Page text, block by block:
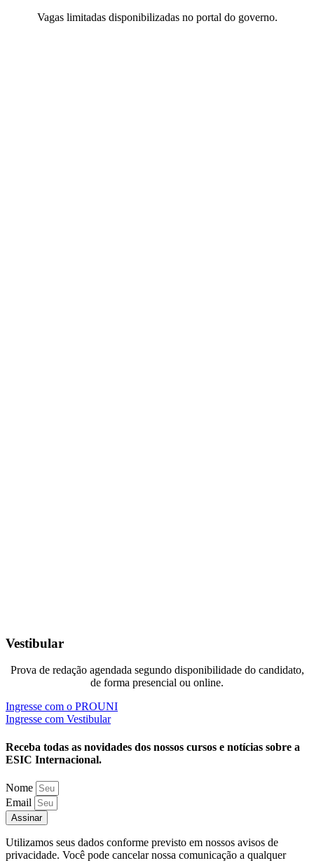
Vagas limitadas disponibilizadas no portal do governo.
Vestibular
Prova de redação agendada segundo disponibilidade do candidato,
de forma presencial ou online.
Ingresse com o PROUNI
Ingresse com Vestibular
Receba todas as novidades dos nossos cursos e notícias sobre a
ESIC Internacional.
Nome
Email
Assinar
Utilizamos seus dados conforme previsto em nossos avisos de
privacidade. Você pode cancelar nossa comunicação a qualquer